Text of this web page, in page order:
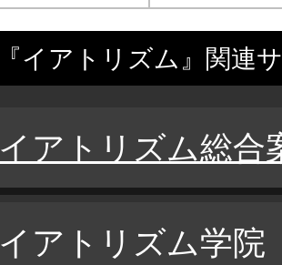
『イアトリズム』関連
イアトリズム総合
イアトリズム学院